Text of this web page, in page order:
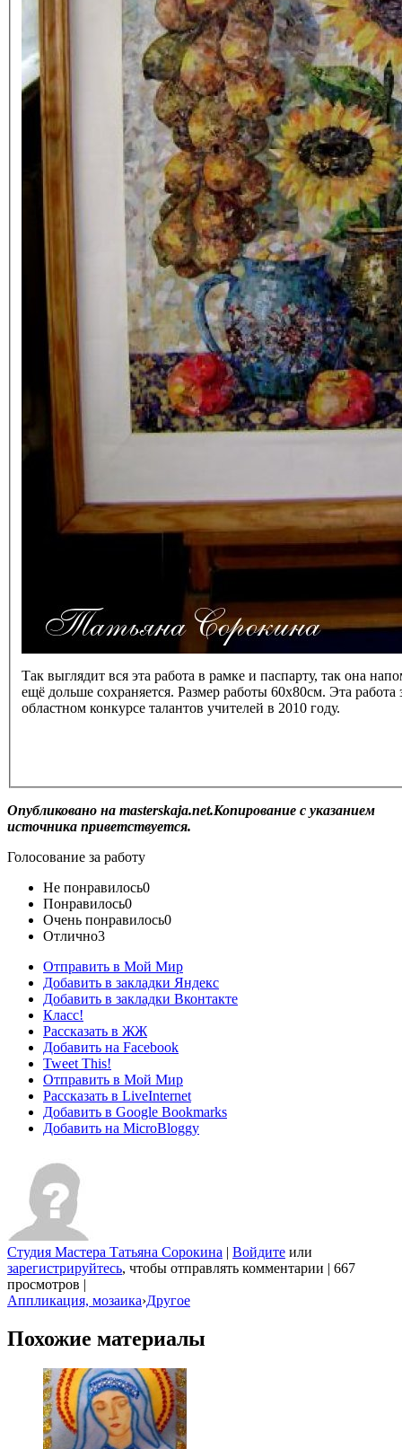
Так выглядит вся эта работа в рамке и паспарту, так она
ещё дольше сохраняется. Размер работы 60х80см. Эта работа
областном конкурсе талантов учителей в 2010 году.
Опубликовано на masterskaja.net.Копирование с указанием
источника приветствуется.
Голосование за работу
Не понравилось0
Понравилось0
Очень понравилось0
Отлично3
Отправить в Мой Мир
Добавить в закладки Яндекс
Добавить в закладки Вконтакте
Класс!
Рассказать в ЖЖ
Добавить на Facebook
Tweet This!
Отправить в Мой Мир
Рассказать в LiveInternet
Добавить в Google Bookmarks
Добавить на MicroBloggy
Студия Мастера Татьяна Сорокина | Войдите или
зарегистрируйтесь, чтобы отправлять комментарии | 667
просмотров |
Аппликация, мозаика›Другое
Похожие материалы